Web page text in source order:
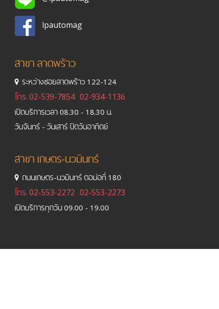
lpautomag
สาขา ลาดพร้าว
ระหว่างซอยลาดพร้าว 122-124
โทร. 02-539-7854 02-934-1136
เปิดบริการเวลา 08.30 - 18.30 น.
วันจันทร์ - วันเสาร์ ปิดวันอาทิตย์
สาขา เกษตร-นวมินทร์
ถนนเกษตร-นวมินทร์ ตอม่อที่ 180
โทร. 02-553-2272 02-553-2273
เปิดบริการทุกวัน 09.00 - 19.00